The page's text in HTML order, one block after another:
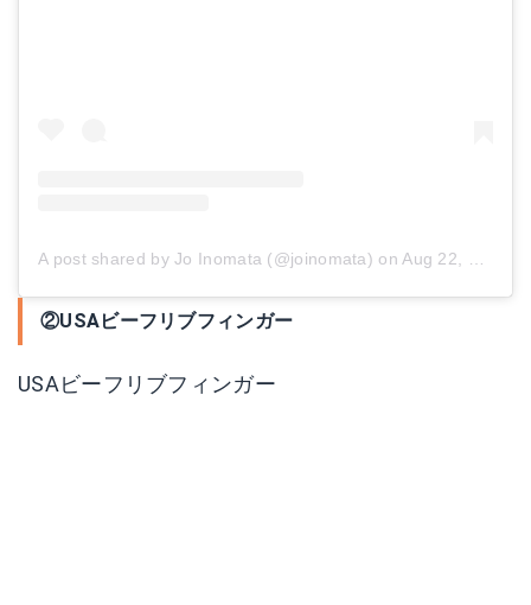
A post shared by Jo Inomata (@joinomata) onAug 22, 2017 at 5:31am PDT
②USAビーフリブフィンガー
USAビーフリブフィンガー